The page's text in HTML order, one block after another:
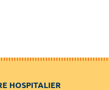
HOSPITALIER